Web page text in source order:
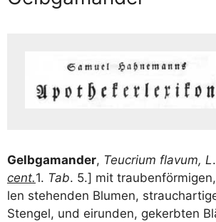
Gelb­ga­man­der, Teu­cri­um fla­vum, L
cent.1. Tab. 5.] mit
len ste­hen­den Blu­men,
Sten­gel, und eirun­den, gekerb­ten